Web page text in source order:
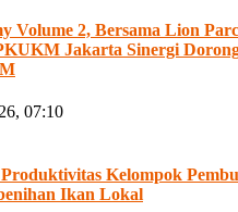
Volume 2, Bersama Lion
Jakarta Sinergi
07:10
Kelompok
Ikan Lokal